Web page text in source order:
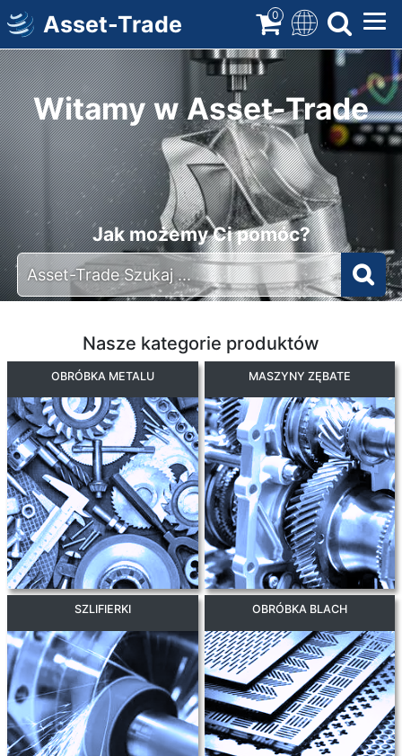
Przejdź
do
głównej
zawartości
Asset-Trade 0
Witamy w Asset-Trade
Jak możemy Ci pomóc?
Nasze kategorie produktów
OBRÓBKA METALU MASZYNY ZĘBATE
SZLIFIERKI OBRÓBKA BLACH